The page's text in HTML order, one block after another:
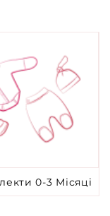
0-3 Місяці